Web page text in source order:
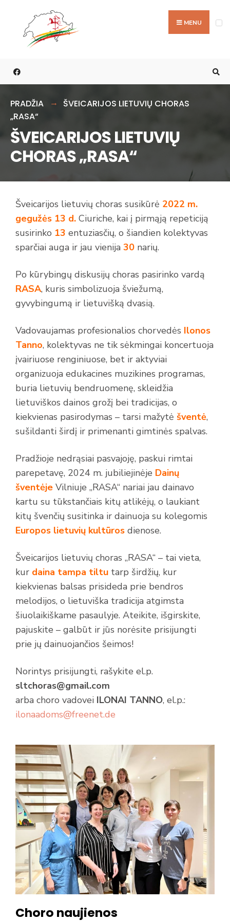
MENU
PRADŽIA
ŠVEICARIJOS LIETUVIŲ CHORAS
„RASA“
ŠVEICARIJOS LIETUVIŲ
CHORAS „RASA“
Šveicarijos lietuvių choras susikūrė 2022 m.
gegužės 13 d. Ciuriche, kai į pirmąją repeticiją
susirinko 13 entuziasčių, o šiandien kolektyvas
sparčiai auga ir jau vienija 30 narių.
Po kūrybingų diskusijų choras pasirinko vardą
RASA, kuris simbolizuoja šviežumą,
gyvybingumą ir lietuvišką dvasią.
Vadovaujamas profesionalios chorvedės Ilonos
Tanno, kolektyvas ne tik sėkmingai koncertuoja
įvairiuose renginiuose, bet ir aktyviai
organizuoja edukacines muzikines programas,
buria lietuvių bendruomenę, skleidžia
lietuviškos dainos grožį bei tradicijas, o
kiekvienas pasirodymas – tarsi mažytė šventė,
sušildanti širdį ir primenanti gimtinės spalvas.
Pradžioje nedrąsiai pasvajoję, paskui rimtai
parepetavę, 2024 m. jubiliejinėje Dainų
šventėje Vilniuje „RASA“ nariai jau dainavo
kartu su tūkstančiais kitų atlikėjų, o laukiant
kitų švenčių susitinka ir dainuoja su kolegomis
Europos lietuvių kultūros dienose.
Šveicarijos lietuvių choras „RASA“ – tai vieta,
kur daina tampa tiltu tarp širdžių, kur
kiekvienas balsas prisideda prie bendros
melodijos, o lietuviška tradicija atgimsta
šiuolaikiškame pasaulyje. Ateikite, išgirskite,
pajuskite – galbūt ir jūs norėsite prisijungti
prie jų dainuojančios šeimos!
Norintys prisijungti, rašykite el.p.
sltchoras@gmail.com
arba choro vadovei ILONAI TANNO, el.p.:
ilonaadoms@freenet.de
Choro naujienos